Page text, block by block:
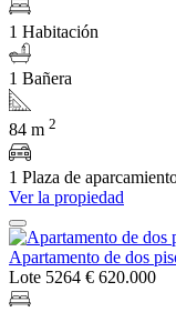
1 Habitación
1 Bañera
84 m 2
1 Plaza de
Ver la propiedad
Apartamento de dos
Lote 5264 € 620.000